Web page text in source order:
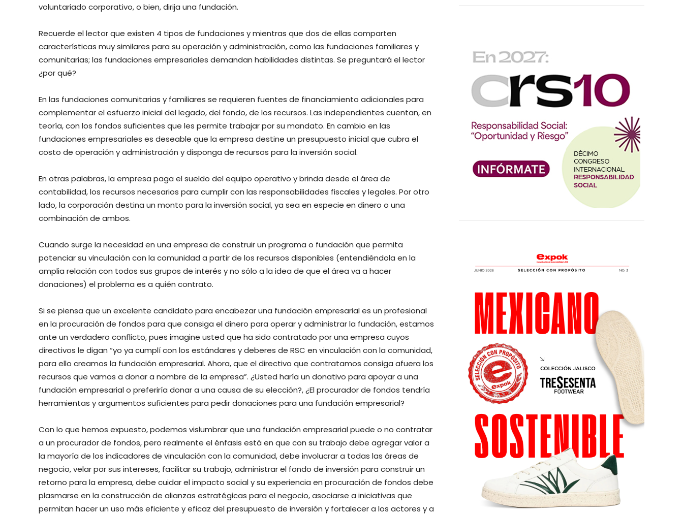
voluntariado corporativo, o bien, dirija una fundación.
Recuerde el lector que existen 4 tipos de fundaciones y mientras que dos de ellas comparten
características muy similares para su operación y administración, como las fundaciones familiares y
comunitarias; las fundaciones empresariales demandan habilidades distintas. Se preguntará el lector
¿por qué?
En las fundaciones comunitarias y familiares se requieren fuentes de financiamiento adicionales para
complementar el esfuerzo inicial del legado, del fondo, de los recursos. Las independientes cuentan, en
teoría, con los fondos suficientes que les permite trabajar por su mandato. En cambio en las
fundaciones empresariales es deseable que la empresa destine un presupuesto inicial que cubra el
costo de operación y administración y disponga de recursos para la inversión social.
En otras palabras, la empresa paga el sueldo del equipo operativo y brinda desde el área de
contabilidad, los recursos necesarios para cumplir con las responsabilidades fiscales y legales. Por otro
lado, la corporación destina un monto para la inversión social, ya sea en especie en dinero o una
combinación de ambos.
Cuando surge la necesidad en una empresa de construir un programa o fundación que permita
potenciar su vinculación con la comunidad a partir de los recursos disponibles (entendiéndola en la
amplia relación con todos sus grupos de interés y no sólo a la idea de que el área va a hacer
donaciones) el problema es a quién contrato.
Si se piensa que un excelente candidato para encabezar una fundación empresarial es un profesional
en la procuración de fondos para que consiga el dinero para operar y administrar la fundación, estamos
ante un verdadero conflicto, pues imagine usted que ha sido contratado por una empresa cuyos
directivos le digan “yo ya cumplí con los estándares y deberes de RSC en vinculación con la comunidad,
para ello creamos la fundación empresarial. Ahora, que el directivo que contratamos consiga afuera los
recursos que vamos a donar a nombre de la empresa”. ¿Usted haría un donativo para apoyar a una
fundación empresarial o preferiría donar a una causa de su elección?, ¿El procurador de fondos tendría
herramientas y argumentos suficientes para pedir donaciones para una fundación empresarial?
Con lo que hemos expuesto, podemos vislumbrar que una fundación empresarial puede o no contratar
a un procurador de fondos, pero realmente el énfasis está en que con su trabajo debe agregar valor a
la mayoría de los indicadores de vinculación con la comunidad, debe involucrar a todas las áreas de
negocio, velar por sus intereses, facilitar su trabajo, administrar el fondo de inversión para construir un
retorno para la empresa, debe cuidar el impacto social y su experiencia en procuración de fondos debe
plasmarse en la construcción de alianzas estratégicas para el negocio, asociarse a iniciativas que
permitan hacer un uso más eficiente y eficaz del presupuesto de inversión y fortalecer a los actores y a